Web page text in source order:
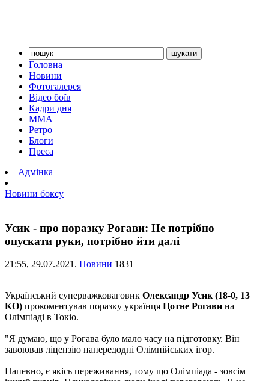
Головна
Новини
Фотогалерея
Відео боїв
Кадри дня
ММА
Ретро
Блоги
Преса
Адмінка
Новини боксу
Усик - про поразку Рогави: Не потрібно
опускати руки, потрібно йти далі
21:55, 29.07.2021. Новини 1831
Український суперважковаговик Олександр Усик (18-0, 13
KO) прокоментував поразку українця Цотне Рогави на
Олімпіаді в Токіо.
"Я думаю, що у Рогава було мало часу на підготовку. Він
завоював ліцензію напередодні Олімпійських ігор.
Напевно, є якісь переживання, тому що Олімпіада - зовсім